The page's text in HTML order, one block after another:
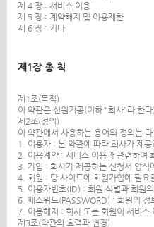
제 4 장 : 서비스 이용
제 5 장 : 계약해지 및 이용제한
제 6 장 : 기타
제1장 총 칙
제1조(목적)
이 약관은 신원기공(이하 "회사"라 한
제2조(정의)
이 약관에서 사용하는 용어의 정의는
1. 이용자 : 본 약관에 따라 회사가 제
2. 이용계약 : 서비스 이용과 관련하여
3. 가입 : 회사가 제공하는 신청서 양식
4. 회원 : 당 사이트에 회원가입에 필요
5. 이용자번호(ID) : 회원 식별과 회원
6. 패스워드(PASSWORD) : 회원의 정
7. 이용해지 : 회사 또는 회원이 서비스
제3조(약관의 효력과 변경)